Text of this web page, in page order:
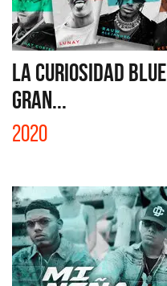
LA CURIOSIDAD BLUE
GRAN...
2020